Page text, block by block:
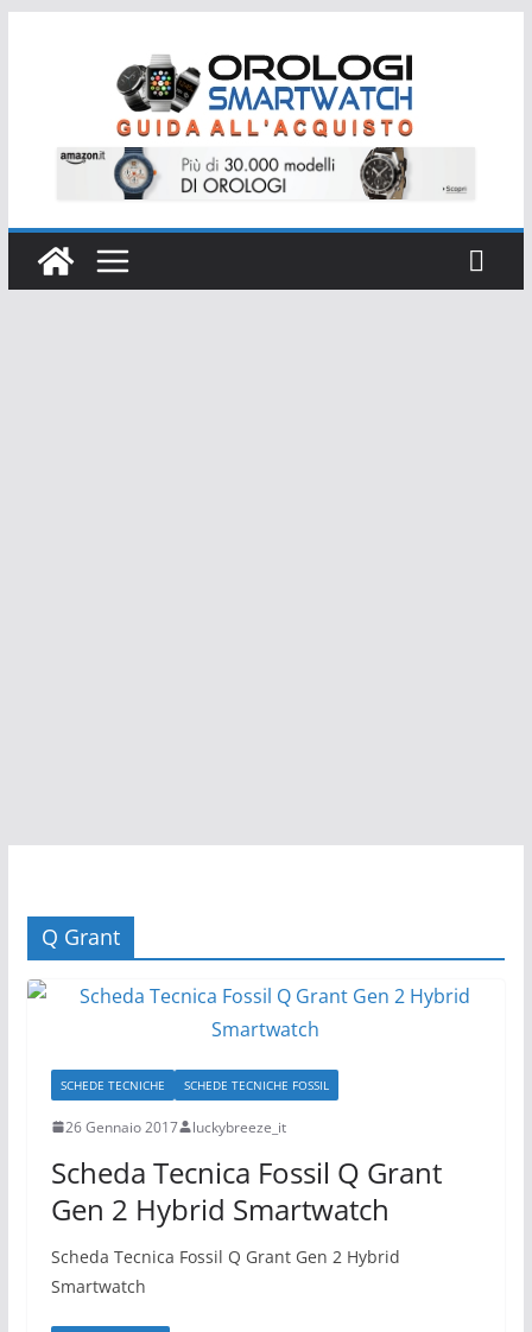
Q Grant
SCHEDE TECNICHE SCHEDE TECNICHE FOSSIL
26 Gennaio 2017 luckybreeze_it
Scheda Tecnica Fossil Q Grant
Gen 2 Hybrid Smartwatch
Scheda Tecnica Fossil Q Grant Gen 2 Hybrid
Smartwatch